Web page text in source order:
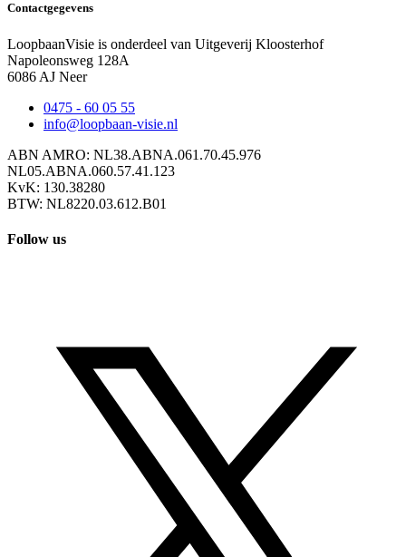
Contactgegevens
LoopbaanVisie is onderdeel van Uitgeverij Kloosterhof
Napoleonsweg 128A
6086 AJ Neer
0475 - 60 05 55
info@loopbaan-visie.nl
ABN AMRO: NL38.ABNA.061.70.45.976
NL05.ABNA.060.57.41.123
KvK: 130.38280
BTW: NL8220.03.612.B01
Follow us